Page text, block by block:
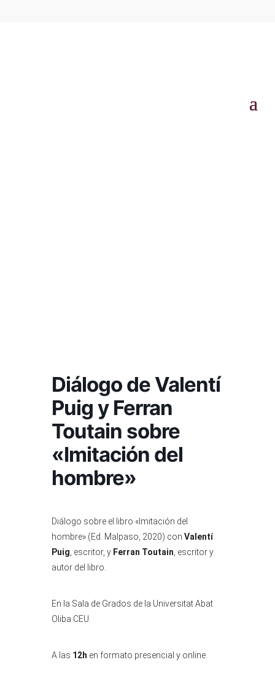
Diálogo de Valentí
Puig y Ferran
Toutain sobre
«Imitación del
hombre»
Diálogo sobre el libro «Imitación del
hombre» (Ed. Malpaso, 2020) con Valentí
Puig , escritor, y Ferran Toutain , escritor y
autor del libro.
En la Sala de Grados de la Universitat Abat
Oliba CEU.
A las 12h en formato presencial y online.